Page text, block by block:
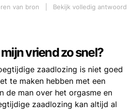
van bron
Bekijk volledig antwoord
vriend zo snel?
zaadlozing is niet goed
te maken hebben met een
de man over het orgasme en
zaadlozing kan altijd al